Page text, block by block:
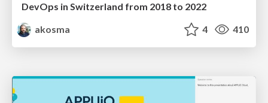
DevOps in Switzerland from 2018 to 2022
akosma
4 410